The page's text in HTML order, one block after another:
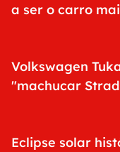
a ser o carro
Volkswagen
"machucar
Eclipse solar